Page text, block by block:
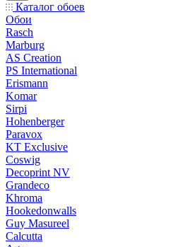
Каталог обоев
Обои
Rasch
Marburg
AS Creation
PS International
Erismann
Komar
Sirpi
Hohenberger
Paravox
KT Exclusive
Coswig
Decoprint NV
Grandeco
Khroma
Hookedonwalls
Guy Masureel
Calcutta